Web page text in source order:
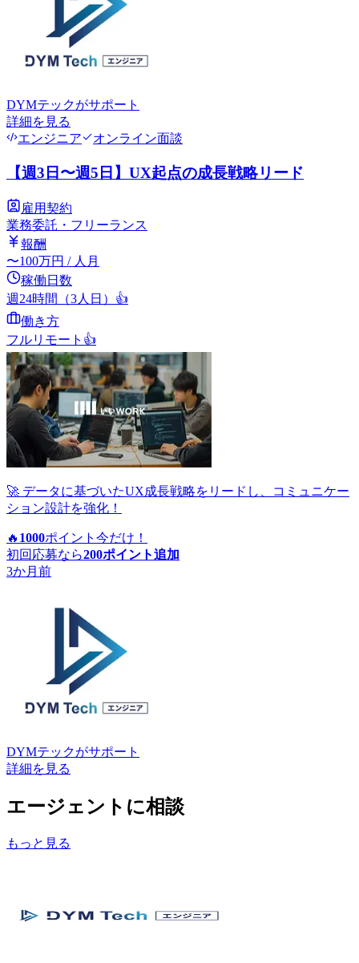
DYMテックがサポート
詳細を見る
エンジニア
オンライン面談
【週3日〜週5日】UX起点の成長戦略リード
雇用契約
業務委託・フリーランス
報酬
〜100万円 / 人月
稼働日数
週24時間（3人日） 👍
働き方
フルリモート 👍
🚀 データに基づいたUX成長戦略をリードし、コミュニケー
ション設計を強化！
🔥 1000ポイント 今だけ！
初回応募なら200ポイント追加
3か月前
DYMテックがサポート
詳細を見る
エージェントに相談
もっと見る